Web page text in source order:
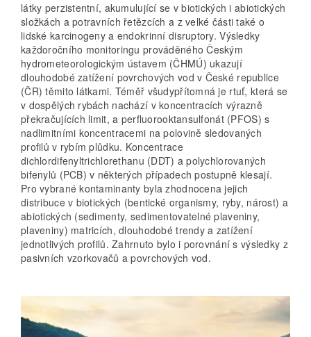
látky perzistentní, akumulující se v biotických i abiotických
složkách a potravních řetězcích a z velké části také o
lidské karcinogeny a endokrinní disruptory. Výsledky
každoročního monitoringu prováděného Českým
hydrometeorologickým ústavem (ČHMÚ) ukazují
dlouhodobé zatížení povrchových vod v České republice
(ČR) těmito látkami. Téměř všudypřítomná je rtuť, která se
v dospělých rybách nachází v koncentracích výrazně
překračujících limit, a perfluorooktansulfonát (PFOS) s
nadlimitními koncentracemi na polovině sledovaných
profilů v rybím plůdku. Koncentrace
dichlordifenyltrichlorethanu (DDT) a polychlorovaných
bifenylů (PCB) v některých případech postupně klesají.
Pro vybrané kontaminanty byla zhodnocena jejich
distribuce v biotických (bentické organismy, ryby, nárost) a
abiotických (sedimenty, sedimentovatelné plaveniny,
plaveniny) matricích, dlouhodobé trendy a zatížení
jednotlivých profilů. Zahrnuto bylo i porovnání s výsledky z
pasivních vzorkovačů a povrchových vod.